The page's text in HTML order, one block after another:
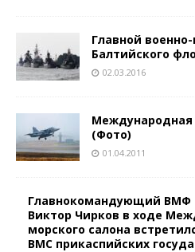
Главной
Балтийского
02.03.2016
(Фото)
01.04.2011
Главнокомандующий ВМФ
Виктор Чирков в ходе
морского салона
ВМС прикаспийских